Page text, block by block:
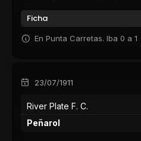
Ficha
En Punta Carretas. Iba 0 a 1
23/07/1911
River Plate F. C.
Peñarol